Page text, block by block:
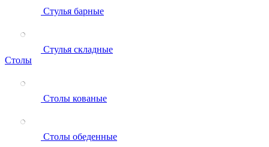
Стулья барные
Стулья складные
Столы
Столы кованые
Столы обеденные